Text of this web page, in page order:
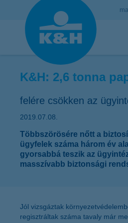
K&H: 2,6 tonna
felére csökken az
2019.07.08.
Többszörösére nőtt a
ügyfelek száma három év
gyorsabbá teszik az
masszívabb biztonsági
Jól vizsgáztak
regisztráltak száma tavaly már